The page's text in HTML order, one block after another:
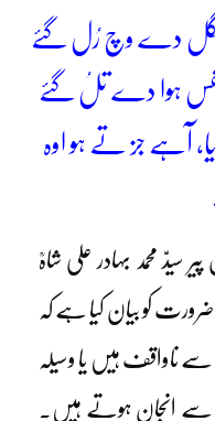
جنگل دے وچ رُل گئے
نفس ہوا دے تلُ گئے
آہے جز تے ہو اوہ
محمد بہادر علی شاہؒ
کو بیان کیا ہے کہ
ناواقف ہیں یا وسیلہ
سے انجان ہوتے ہیں۔